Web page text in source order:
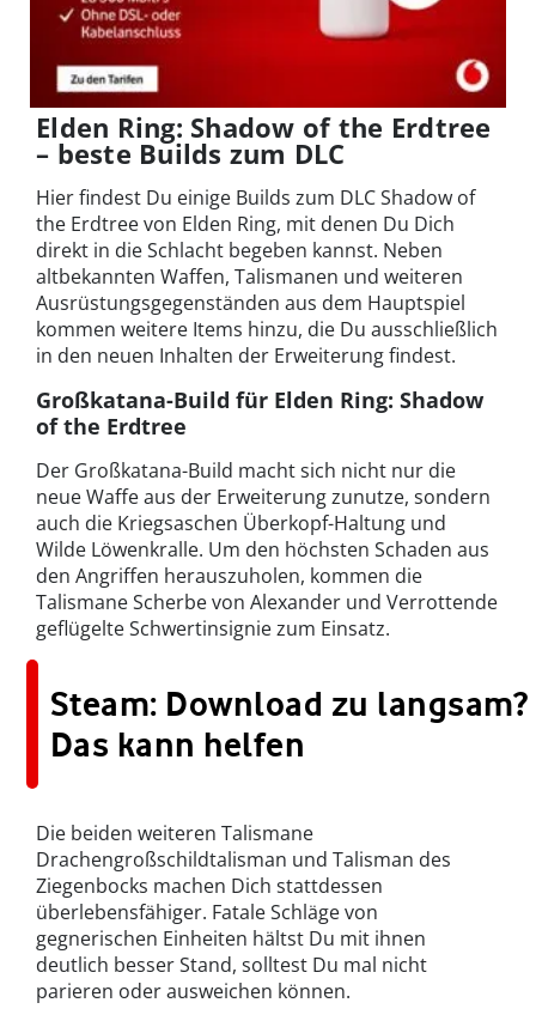
Elden Ring: Shadow of the Erdtree
– beste Builds zum DLC
Hier findest Du einige Builds zum DLC Shadow of
the Erdtree von Elden Ring, mit denen Du Dich
direkt in die Schlacht begeben kannst. Neben
altbekannten Waffen, Talismanen und weiteren
Ausrüstungsgegenständen aus dem Hauptspiel
kommen weitere Items hinzu, die Du ausschließlich
in den neuen Inhalten der Erweiterung findest.
Großkatana-Build für Elden Ring: Shadow
of the Erdtree
Der Großkatana-Build macht sich nicht nur die
neue Waffe aus der Erweiterung zunutze, sondern
auch die Kriegsaschen Überkopf-Haltung und
Wilde Löwenkralle. Um den höchsten Schaden aus
den Angriffen herauszuholen, kommen die
Talismane Scherbe von Alexander und Verrottende
geflügelte Schwertinsignie zum Einsatz.
Steam: Download zu langsam?
Das kann helfen
Die beiden weiteren Talismane
Drachengroßschildtalisman und Talisman des
Ziegenbocks machen Dich stattdessen
überlebensfähiger. Fatale Schläge von
gegnerischen Einheiten hältst Du mit ihnen
deutlich besser Stand, solltest Du mal nicht
parieren oder ausweichen können.